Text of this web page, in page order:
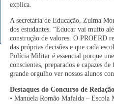
explica.
A secretária de Educação, Zulma
dos estudantes. “Educar vai muito
construção de valores. O PROERD
das próprias decisões e que cada
Polícia Militar é essencial porque
conscientes, preparados e capazes
grande orgulho ver nossos alunos
Destaques do Concurso de Redação
• Manuela Romão Mafalda –